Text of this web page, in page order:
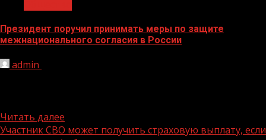
Президент поручил принимать меры по защите
межнационального согласия в России
admin
Читать далее
Участник СВО может получить страховую выплату, если